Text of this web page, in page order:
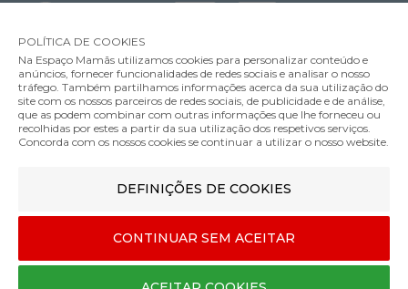
Alcofa Britax Römer Smile 5Z Lux
Cor
MÉTODOS DE ENVIO
MÉTODOS DE PAGAMENTO
Designed & developed by
POLÍTICA DE COOKIES
Na Espaço Mamãs utilizamos cookies para personalizar conteúdo e
anúncios, fornecer funcionalidades de redes sociais e analisar o nosso
tráfego. Também partilhamos informações acerca da sua utilização do
site com os nossos parceiros de redes sociais, de publicidade e de análise,
que as podem combinar com outras informações que lhe forneceu ou
recolhidas por estes a partir da sua utilização dos respetivos serviços.
Concorda com os nossos cookies se continuar a utilizar o nosso website.
DEFINIÇÕES DE COOKIES
CONTINUAR SEM ACEITAR